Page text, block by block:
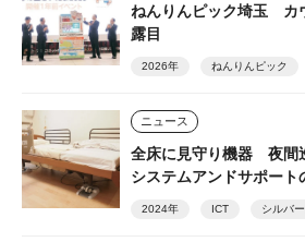
ねんりんピック埼玉 カ
露目
2026年 ねんりんピック
ニュース
全床に見守り機器 夜
システムアンドサポート
2024年 ICT シルバ